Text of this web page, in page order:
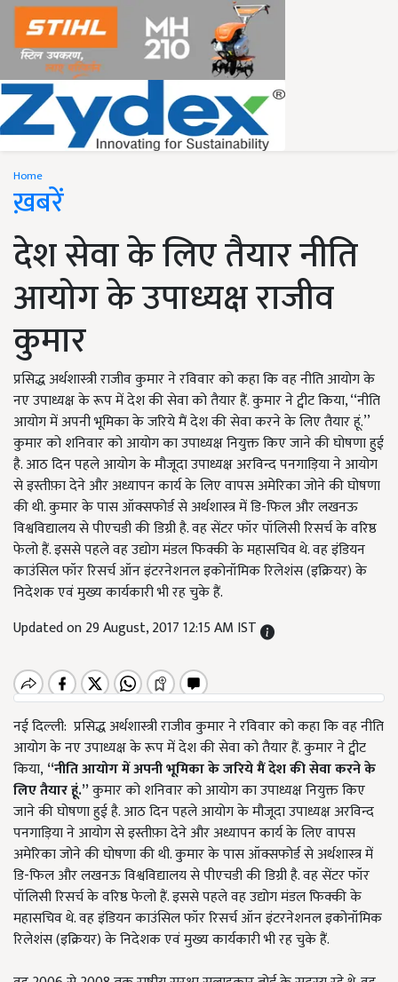
Home
ख़बरें
देश सेवा के लिए तैयार नीति
आयोग के उपाध्यक्ष राजीव
कुमार
प्रसिद्ध अर्थशास्त्री राजीव कुमार ने रविवार को कहा कि वह नीति आयोग के
नए उपाध्यक्ष के रूप में देश की सेवा को तैयार हैं. कुमार ने ट्वीट किया, ‘‘नीति
आयोग में अपनी भूमिका के जरिये मैं देश की सेवा करने के लिए तैयार हूं.’’
कुमार को शनिवार को आयोग का उपाध्यक्ष नियुक्त किए जाने की घोषणा हुई
है. आठ दिन पहले आयोग के मौजूदा उपाध्यक्ष अरविन्द पनगाड़िया ने आयोग
से इस्तीफ़ा देने और अध्यापन कार्य के लिए वापस अमेरिका जोने की घोषणा
की थी. कुमार के पास ऑक्सफोर्ड से अर्थशास्त्र में डि-फिल और लखनऊ
विश्वविद्यालय से पीएचडी की डिग्री है. वह सेंटर फॉर पॉलिसी रिसर्च के वरिष्ठ
फेलो हैं. इससे पहले वह उद्योग मंडल फिक्की के महासचिव थे. वह इंडियन
काउंसिल फॉर रिसर्च ऑन इंटरनेशनल इकोनॉमिक रिलेशंस (इक्रियर) के
निदेशक एवं मुख्य कार्यकारी भी रह चुके हैं.
Updated on 29 August, 2017 12:15 AM IST
नई दिल्‍ली: प्रसिद्ध अर्थशास्त्री राजीव कुमार ने रविवार को कहा कि वह नीति
आयोग के नए उपाध्यक्ष के रूप में देश की सेवा को तैयार हैं. कुमार ने ट्वीट
किया,‘‘नीति आयोग में अपनी भूमिका के जरिये मैं देश की सेवा करने के
लिए तैयार हूं.’’कुमार को शनिवार को आयोग का उपाध्यक्ष नियुक्त किए
जाने की घोषणा हुई है. आठ दिन पहले आयोग के मौजूदा उपाध्यक्ष अरविन्द
पनगाड़िया ने आयोग से इस्तीफ़ा देने और अध्यापन कार्य के लिए वापस
अमेरिका जोने की घोषणा की थी. कुमार के पास ऑक्सफोर्ड से अर्थशास्त्र में
डि-फिल और लखनऊ विश्वविद्यालय से पीएचडी की डिग्री है. वह सेंटर फॉर
पॉलिसी रिसर्च के वरिष्ठ फेलो हैं. इससे पहले वह उद्योग मंडल फिक्की के
महासचिव थे. वह इंडियन काउंसिल फॉर रिसर्च ऑन इंटरनेशनल इकोनॉमिक
रिलेशंस (इक्रियर) के निदेशक एवं मुख्य कार्यकारी भी रह चुके हैं.